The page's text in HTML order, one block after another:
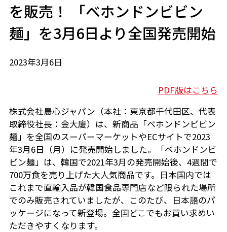
を販売！ 「ベホンドンビビン
麺」を3月6日より全国発売開始
2023年3月6日
PDF版はこちら
株式会社農心ジャパン（本社：東京都千代田区、代表
取締役社長：金大廈）は、新商品「ベホンドンビビン
麺」を全国のスーパーマーケットやECサイトで2023
年3月6日（月）に発売開始しました。「ベホンドンビ
ビン麺」は、韓国で2021年3月の発売開始後、4週間で
700万食を売り上げた大人気商品です。日本国内では
これまで直輸入品が韓国食品専門店など限られた場所
でのみ販売されていましたが、このたび、日本語のパ
ッケージになって新登場。全国どこでもお買い求めい
ただきやすくなります。